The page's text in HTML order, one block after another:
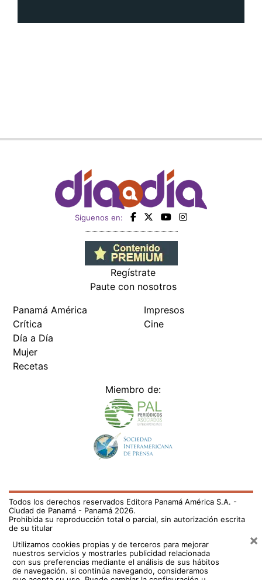
Siguenos en:
Regístrate
Paute con nosotros
Panamá América
Crítica
Día a Día
Mujer
Recetas
Impresos
Cine
Miembro de:
Todos los derechos reservados Editora Panamá América S.A. -
Ciudad de Panamá - Panamá 2026.
Prohibida su reproducción total o parcial, sin autorización escrita
de su titular
Utilizamos cookies propias y de terceros para mejorar
nuestros servicios y mostrarles publicidad relacionada
con sus preferencias mediante el análisis de sus hábitos
de navegación. si continúa navegando, consideramos
×